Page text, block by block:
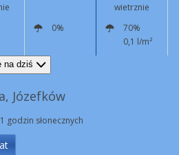
wietrznie
0%
70%
0,1 l/m²
na dziś
Józefków
godzin słonecznych